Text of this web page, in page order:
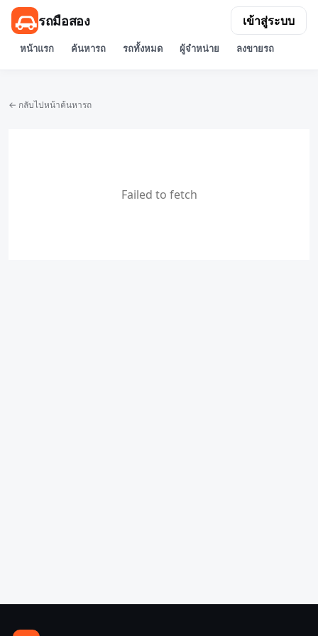
รถมือสอง
หน้าแรก ค้นหารถ รถทั้งหมด ผู้จำหน่าย ลงขายรถ
เข้าสู่ระบบ
← กลับไปหน้าค้นหารถ
Failed to fetch